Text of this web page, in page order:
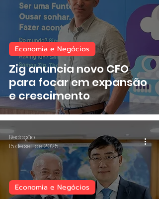
Zig anuncia novo CFO
para focar em expansão
e crescimento
Economia e Negócios
Economia e Negócios
Redação
15 de set. de 2025